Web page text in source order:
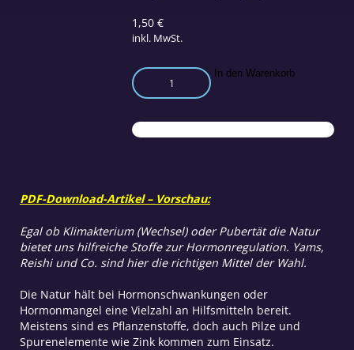
1,50€
inkl. MwSt.
Hilfe
bei
Störungen
und
In den Warenkorb
PDF-Download-Artikel – Vorschau:
Egal ob Klimakterium (Wechsel) oder Pubertät die Natur
bietet uns hilfreiche Stoffe zur Hormonregulation. Yams,
Reishi und Co. sind hier die richtigen Mittel der Wahl.
Die Natur hält bei Hormonschwankungen oder
Hormonmangel eine Vielzahl an Hilfsmitteln bereit.
Meistens sind es Pflanzenstoffe, doch auch Pilze und
Spurenelemente wie Zink kommen zum Einsatz.